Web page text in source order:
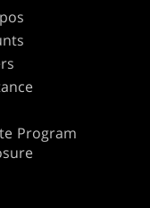
Program